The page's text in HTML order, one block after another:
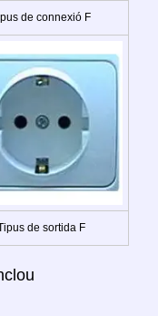
de connexió F
de sortida F